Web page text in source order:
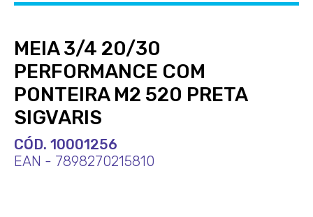
MEIA 3/4 20/30
PERFORMANCE COM
PONTEIRA M2 520 PRETA
SIGVARIS
CÓD. 10001256
EAN - 7898270215810